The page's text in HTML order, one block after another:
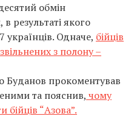
обмін
результаті якого
українців. Одначе, бійців
з полону –
прокоментував
та пояснив, чому
бійців “Азова”.